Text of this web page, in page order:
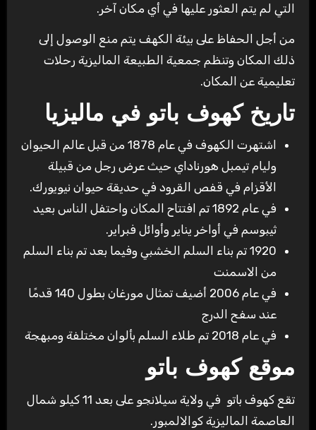
التي لم يتم العثور عليها في أي مكان آخر.
من أجل الحفاظ على بيئة الكهف يتم منع الوصول إلى
ذلك المكان وتنظم جمعية الطبيعة الماليزية رحلات
تعليمية عن المكان.
تاريخ كهوف باتو في ماليزيا
اشتهرت الكهوف في عام 1878 من قبل عالم الحيوان
وليام تيمبل هورناداي حيث عرض رجل من قبيلة
الأقزام في قفص القرود في حديقة حيوان نيويورك.
في عام 1892 تم افتتاح المكان واحتفل الناس بعيد
ثيبوسم في أواخر يناير وأوائل فبراير.
1920 تم بناء السلم الخشبي وفيما بعد تم بناء السلم
من الاسمنت
في عام 2006 أضيف تمثال مورغان بطول 140 قدمًا
عند سفح الدرج
في عام 2018 تم طلاء السلم بألوان مختلفة ومبهجة
موقع كهوف باتو
تقع كهوف باتو في ولاية سيلانجو على بعد 11 كيلو شمال
العاصمة الماليزية كوالالمبور.